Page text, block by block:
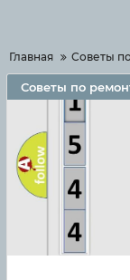
Главная Советы
Советы по